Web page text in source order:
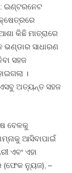
ଇଣ୍ଟରନେଟ
କିଛି ମାତ୍ରାରେ
ଭଣ୍ଡାର ସାଧାରଣ
ସହଜ
।
ଅତ୍ୟନ୍ତ ସହଜ
ବେଳକୁ
ଆସିବାପାଇଁ
ଏବଂ ଏହା
(ଫେକ ନ୍ୟୁଜ), –